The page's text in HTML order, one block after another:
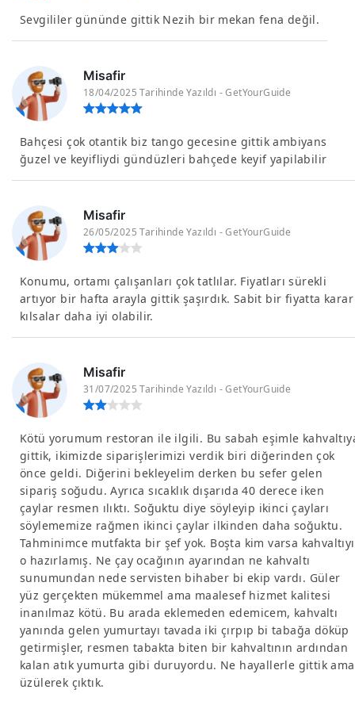
Sevgililer gününde gittik Nezih bir mekan fena değil.
Misafir
18/04/2025 Tarihinde Yazıldı - GetYourGuide
Bahçesi çok otantik biz tango gecesine gittik ambiyans
ğuzel ve keyifliydi gündüzleri bahçede keyif yapilabilir
Misafir
26/05/2025 Tarihinde Yazıldı - GetYourGuide
Konumu, ortamı çalışanları çok tatlılar. Fiyatları sürekli
artıyor bir hafta arayla gittik şaşırdık. Sabit bir fiyatta karar
kılsalar daha iyi olabilir.
Misafir
31/07/2025 Tarihinde Yazıldı - GetYourGuide
Kötü yorumum restoran ile ilgili. Bu sabah eşimle
gittik, ikimizde siparişlerimizi verdik biri diğerinden çok
önce geldi. Diğerini bekleyelim derken bu sefer gelen
sipariş soğudu. Ayrıca sıcaklık dışarıda 40 derece iken
çaylar resmen ılıktı. Soğuktu diye söyleyip ikinci çayları
söylememize rağmen ikinci çaylar ilkinden daha soğuktu.
Tahminimce mutfakta bir şef yok. Boşta kim varsa kahvaltıyı
o hazırlamış. Ne çay ocağının ayarından ne kahvaltı
sunumundan nede servisten bihaber bi ekip vardı. Güler
yüz gerçekten mükemmel ama maalesef hizmet kalitesi
inanılmaz kötü. Bu arada eklemeden edemicem, kahvaltı
yanında gelen yumurtayı tavada iki çırpıp bi tabağa döküp
getirmişler, resmen tabakta biten bir kahvaltının ardından
kalan atık yumurta gibi duruyordu. Ne hayallerle gittik ama
üzülerek çıktık.